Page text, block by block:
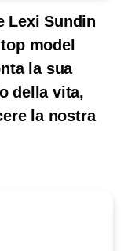
Lexi Sundin
model
la sua
della vita,
la nostra